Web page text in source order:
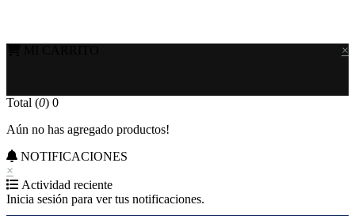
×
Total (0) 0
Aún no has agregado productos!
NOTIFICACIONES
×
Actividad reciente
Inicia sesión para ver tus notificaciones.